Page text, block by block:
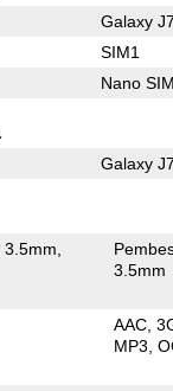
Galaxy
SIM1
Nano SIM
Galaxy
3.5mm
3.5mm
AAC
MP3